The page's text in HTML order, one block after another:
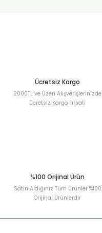
Ücretsiz Kargo
2000TL ve Üzeri Alışverişlerinizde
Ücretsiz Kargo Fırsatı
%100 Orijinal Ürün
Satın Aldığınız Tüm Ürünler %100
Orijinal Ürünlerdir